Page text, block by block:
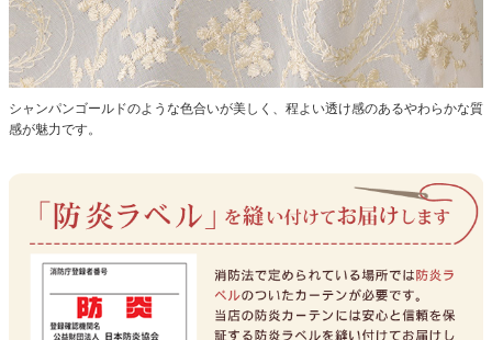
シャンパンゴールドのような色合いが美しく、程よい透け感のあるやわらかな質
感が魅力です。